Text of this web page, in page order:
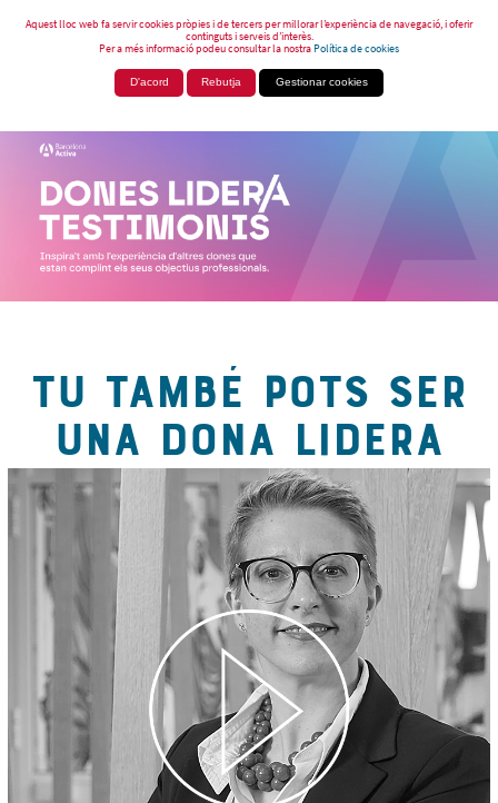
Aquest lloc web fa servir cookies pròpies i de tercers per millorar l’experiència de navegació, i oferir
continguts i serveis d’interès.
Per a més informació podeu consultar la nostraPolítica de cookies
D'acord Rebutja Gestionar cookies
TU TAMBÉ POTS SER
UNA DONA LIDERA